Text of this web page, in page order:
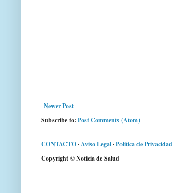
Newer Post
Subscribe to: Post Comments (Atom)
CONTACTO·Aviso Legal·Política de Privacidad
Copyright © Noticia de Salud